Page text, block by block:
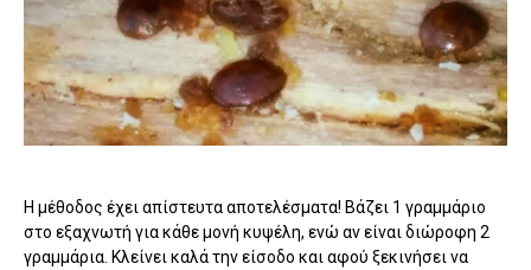
Η μέθοδος έχει απίστευτα αποτελέσματα! Βάζει 1 γραμμάριο
στο εξαχνωτή για κάθε μονή κυψέλη, ενώ αν είναι διώροφη 2
γραμμάρια. Κλείνει καλά την είσοδο και αφού ξεκινήσει να